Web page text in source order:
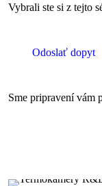
Vybrali ste si z tejto
Odoslať dopyt
Sme pripravení vám